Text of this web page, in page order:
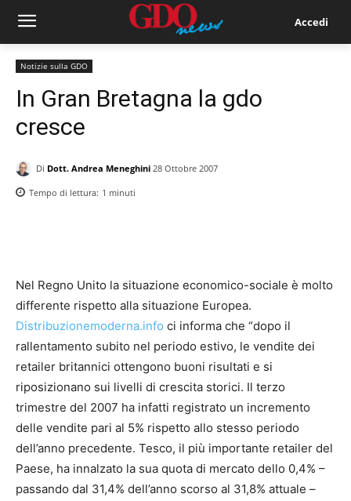
Accedi
Notizie sulla GDO
In Gran Bretagna la gdo
cresce
Di Dott. Andrea Meneghini 28 Ottobre 2007
Tempo di lettura: 1 minuti
Nel Regno Unito la situazione economico-sociale è molto
differente rispetto alla situazione Europea.
Distribuzionemoderna.info ci informa che “dopo il
rallentamento subito nel periodo estivo, le vendite dei
retailer britannici ottengono buoni risultati e si
riposizionano sui livelli di crescita storici. Il terzo
trimestre del 2007 ha infatti registrato un incremento
delle vendite pari al 5% rispetto allo stesso periodo
dell’anno precedente. Tesco, il più importante retailer del
Paese, ha innalzato la sua quota di mercato dello 0,4% –
passando dal 31,4% dell’anno scorso al 31,8% attuale –